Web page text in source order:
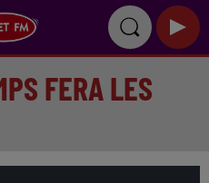
FERA LES